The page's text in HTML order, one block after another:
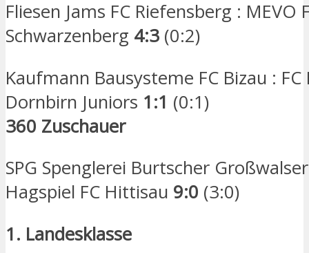
Fliesen Jams FC Riefensberg : MEVO
Schwarzenberg 4:3 (0:2)
Kaufmann Bausysteme FC Bizau :
Dornbirn Juniors 1:1 (0:1)
360 Zuschauer
SPG Spenglerei Burtscher
Hagspiel FC Hittisau 9:0 (3:0)
1. Landesklasse